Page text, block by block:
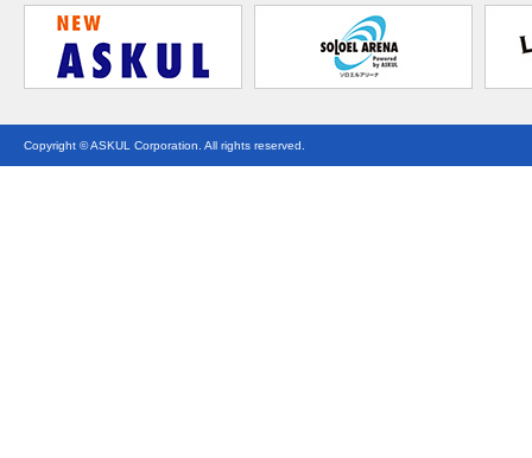
Copyright © ASKUL Corporation. All rights reserved.